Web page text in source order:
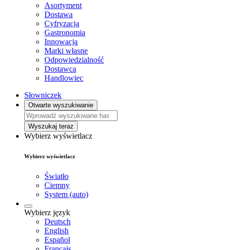
Asortyment
Dostawa
Cyfryzacja
Gastronomia
Innowacja
Marki własne
Odpowiedzialność
Dostawca
Handlowiec
Słowniczek
Otwarte wyszukiwanie
Wyszukaj teraz
Wybierz wyświetlacz
Wybierz wyświetlacz
Światło
Ciemny
System (auto)
Wybierz język
Deutsch
English
Español